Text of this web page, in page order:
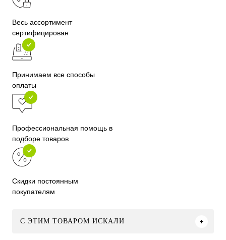
Весь ассортимент
сертифицирован
Принимаем все способы
оплаты
Профессиональная помощь в
подборе товаров
Скидки постоянным
покупателям
C ЭТИМ ТОВАРОМ ИСКАЛИ